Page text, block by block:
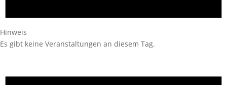
Hinweis
Es gibt keine Veranstaltungen an diesem Tag.